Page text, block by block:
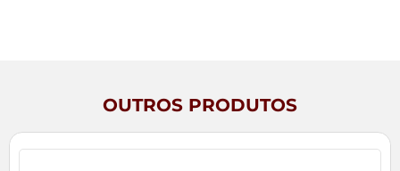
OUTROS PRODUTOS